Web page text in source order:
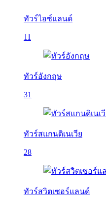
ทัวร์ไอซ์แลนด์
11
ทัวร์อังกฤษ
31
ทัวร์สแกนดิเนเวีย
28
ทัวร์สวิตเซอร์แลนด์